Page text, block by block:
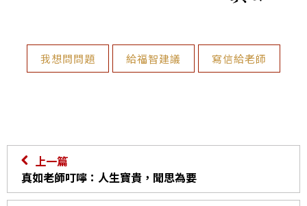
我想問問題 給福智建議 寫信給老師
上一篇
真如老師叮嚀：人生寶貴，聞思為要